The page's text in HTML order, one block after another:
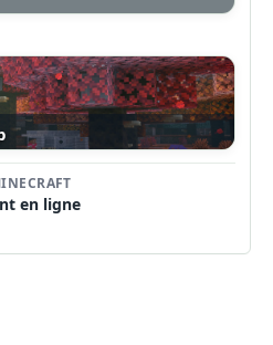
en ligne